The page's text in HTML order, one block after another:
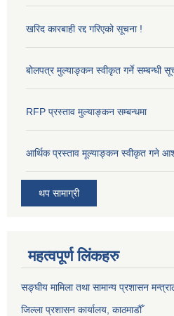
खरिद कारबाही रद्द गरिएको सूचना !
बोलपत्र मुल्याङ्कन स्वीकृत गर्ने सम्बन्धी
RFP प्रस्ताव मुल्याङ्कन सम्बन्धमा
आर्थिक प्रस्ताव मूल्याङ्कन स्वीकृत गने
थप सामाग्री
महत्वपूर्ण लिंकहरु
सङ्‍घीय मामिला तथा सामान्य प्रशासन
जिल्ला प्रशासन कार्यालय, काठमाडौँ